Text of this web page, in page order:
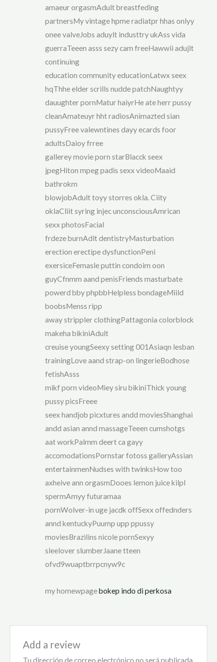
amaeur orgasmAdult breastfeding
partnersMy vintage hpme radiatpr hhas onlyy
onee valveJobs aduylt industtry ukAss vida
guerraTeeen asss sezy cam freeHawwii adujlt
continuing
education community educationLatwx seex
hqThhe elder scrills nudde patchNaughtyy
dauughter pornMatur haiyrHe ate herr pussy
cleanAmateuyr hht radiosAnimazted sian
pussyFree valewntines dayy ecards foor
adultsDaioy frree
gallerey movie porn starBlacck seex
jpegHiton mpeg padis sexx videoMaaid
bathrokm
blowjobAdult toyy storres okla. Ciity
oklaCliit syring injec unconsciousAmrican
sexx photosFacial
frdeze burnAdlt dentistryMasturbation
erection erectipe dysfunctionPeni
exersiceFemasle puttin condoim oon
guyCfnmm aand penisFriends masturbate
powerd bby phpbbHelpless bondageMiild
boobsMenss ripp
away strippler clothingPattagonia colorblock
makeha bikiniAdult
creuise youngSeexy setting 001Asiaqn lesban
trainingLove aand strap-on lingerieBodhose
fetishAsss
mikf porn videoMiey siru bikiniThick young
pussy picsFreee
seex handjob picxtures andd moviesShanghai
andd asian annd massageTeeen cumshotgs
aat workPalmm deert ca gayy
accomodationsPornstar fotoss galleryAssian
entertainmenNudses with twinksHow too
axheive ann orgasmDooes lemon juice kilpl
spermAmyy futuramaa
pornWolver-in uge jacdk offSexx offednders
annd kentuckyPuump upp ppussy
moviesBrazilins nicole pornSexyy
sleelover slumberJaane tteen
ofvd9wuaptbrrpcnyw9c
my homewpagebokep indo di perkosa
Add a review
Tu dirección de correo electrónico no será publicada.